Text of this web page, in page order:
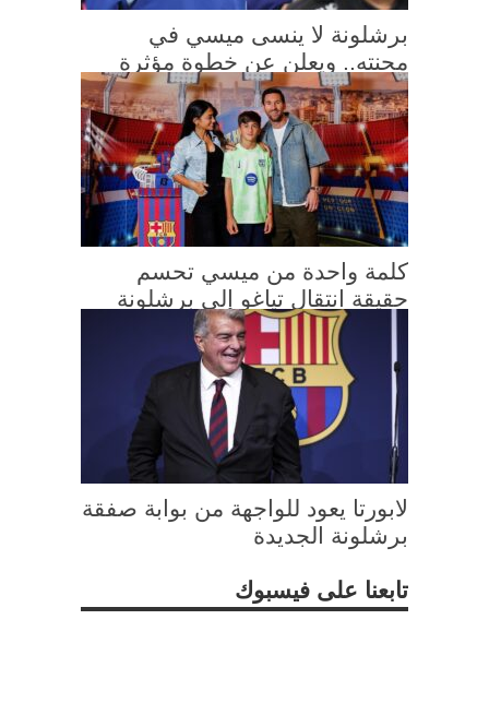
برشلونة لا ينسى ميسي في
محنته.. ويعلن عن خطوة مؤثرة
كلمة واحدة من ميسي تحسم
حقيقة انتقال تياغو إلى برشلونة
لابورتا يعود للواجهة من بوابة صفقة
برشلونة الجديدة
تابعنا على فيسبوك